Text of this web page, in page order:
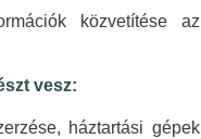
közvetítése az
vesz:
háztartási gépek